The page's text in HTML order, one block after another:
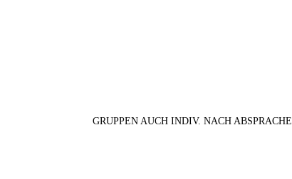
GRUPPEN AUCH INDIV. NACH ABSPRACHE